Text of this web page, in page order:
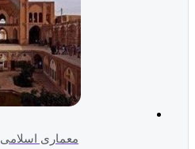
معماری اسلامی و ایرانی